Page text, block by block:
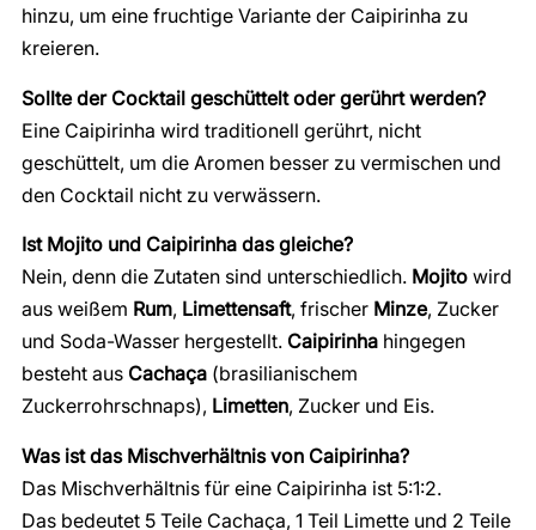
hinzu, um eine fruchtige Variante der Caipirinha zu
kreieren.
Sollte der Cocktail geschüttelt oder gerührt werden?
Eine Caipirinha wird traditionell gerührt, nicht
geschüttelt, um die Aromen besser zu vermischen und
den Cocktail nicht zu verwässern.
Ist Mojito und Caipirinha das gleiche?
Nein, denn die Zutaten sind unterschiedlich. Mojitowird
aus weißem Rum, Limettensaft, frischer Minze, Zucker
und Soda-Wasser hergestellt. Caipirinha hingegen
besteht aus Cachaça (brasilianischem
Zuckerrohrschnaps), Limetten, Zucker und Eis.
Was ist das Mischverhältnis von Caipirinha?
Das Mischverhältnis für eine Caipirinha ist 5:1:2.
Das bedeutet 5 Teile Cachaça, 1 Teil Limette und 2 Teile